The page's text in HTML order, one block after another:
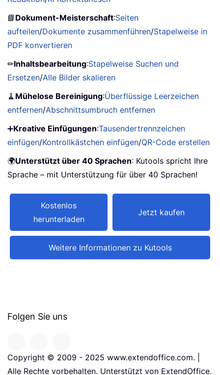
📘 Dokument-Meisterschaft:Seiten
aufteilen/Dokumente zusammenführen/Stapelweise in
PDF konvertieren
✏Inhaltsbearbeitung:Stapelweise Suchen und
Ersetzen/Alle Bilder skalieren
🧹 Mühelose Bereinigung:Überflüssige Leerzeichen
entfernen/Abschnittsumbruch entfernen
➕Kreative Einfügungen:Tausendertrennzeichen
einfügen/Kontrollkästchen einfügen/QR-Code erstellen
🌍Unterstützt über 40 Sprachen: Kutools spricht Ihre
Sprache – mit Unterstützung für über 40 Sprachen!
Kostenlos
herunterladen
Jetzt kaufen
Weitere Informationen zu Kutools
Folgen Sie uns
Copyright © 2009 - 2025 www.extendoffice.com. |
Alle Rechte vorbehalten. Unterstützt von ExtendOffice.